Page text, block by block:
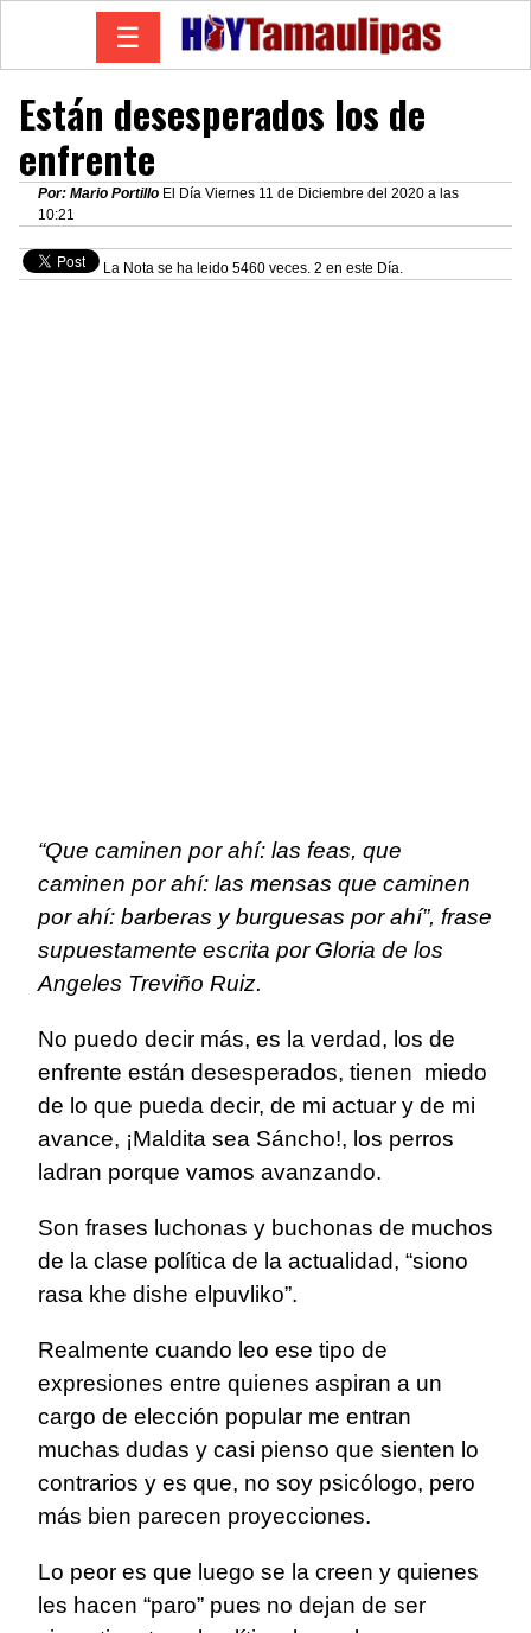
☰
Están desesperados los de
enfrente
Por: Mario Portillo El Día Viernes 11 de Diciembre del 2020 a las
10:21
La Nota se ha leido 5460 veces. 2 en este Día.
“Que caminen por ahí: las feas, que
caminen por ahí: las mensas que caminen
por ahí: barberas y burguesas por ahí”, frase
supuestamente escrita por Gloria de los
Angeles Treviño Ruiz.
No puedo decir más, es la verdad, los de
enfrente están desesperados, tienen miedo
de lo que pueda decir, de mi actuar y de mi
avance, ¡Maldita sea Sáncho!, los perros
ladran porque vamos avanzando.
Son frases luchonas y buchonas de muchos
de la clase política de la actualidad, “siono
rasa khe dishe elpuvliko”.
Realmente cuando leo ese tipo de
expresiones entre quienes aspiran a un
cargo de elección popular me entran
muchas dudas y casi pienso que sienten lo
contrarios y es que, no soy psicólogo, pero
más bien parecen proyecciones.
Lo peor es que luego se la creen y quienes
les hacen “paro” pues no dejan de ser